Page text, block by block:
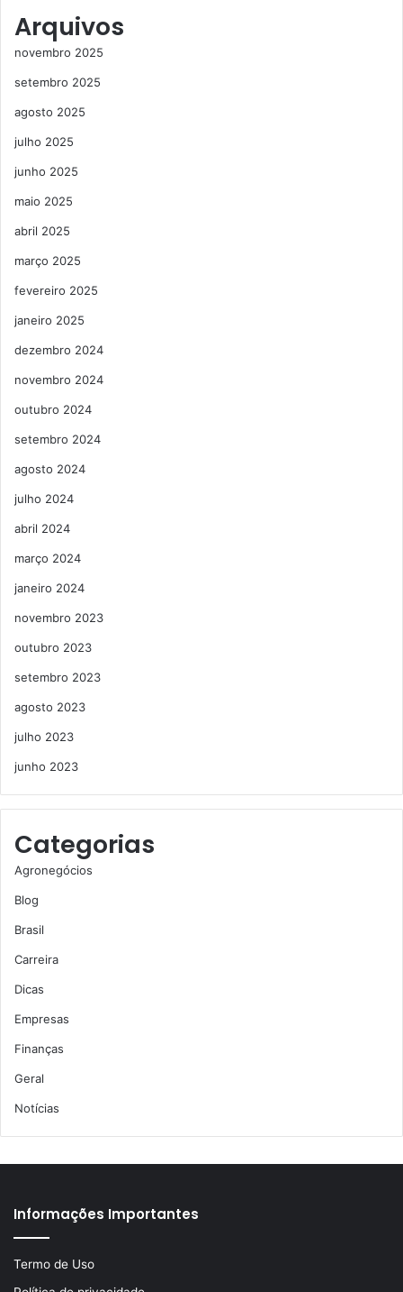
Arquivos
novembro 2025
setembro 2025
agosto 2025
julho 2025
junho 2025
maio 2025
abril 2025
março 2025
fevereiro 2025
janeiro 2025
dezembro 2024
novembro 2024
outubro 2024
setembro 2024
agosto 2024
julho 2024
abril 2024
março 2024
janeiro 2024
novembro 2023
outubro 2023
setembro 2023
agosto 2023
julho 2023
junho 2023
Categorias
Agronegócios
Blog
Brasil
Carreira
Dicas
Empresas
Finanças
Geral
Notícias
Informações Importantes
Termo de Uso